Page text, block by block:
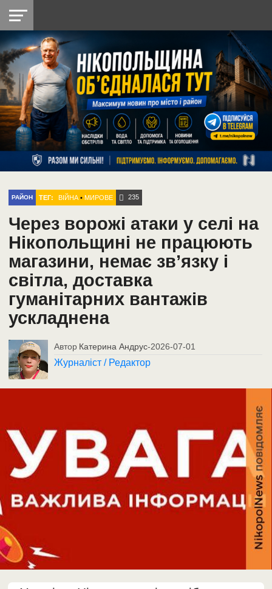
НІКОПОЛЬ
РАЙОН
СІЧЕСЛАВСЬКА
УКРАЇНА
РЕТРО
НІКОПОЛЬ
ЛАЙТ
УКРАЇНА
ДОПОМОГА
РАДІО
РАЙОН ТЕГ: ВІЙНА •МИРОВЕ 235
Через ворожі атаки у селі на
Нікопольщині не працюють
магазини, немає зв’язку і
світла, доставка
гуманітарних вантажів
ускладнена
Автор Катерина Андрус-2026-07-01
Журналіст / Редактор